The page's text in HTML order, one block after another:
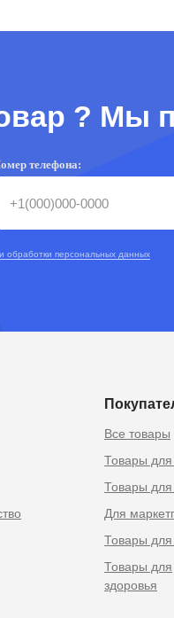
? Мы
телефона:
обработки персональных данных
Все товары
Товары
Товары для
Для
Товары
Товары для
здоровья